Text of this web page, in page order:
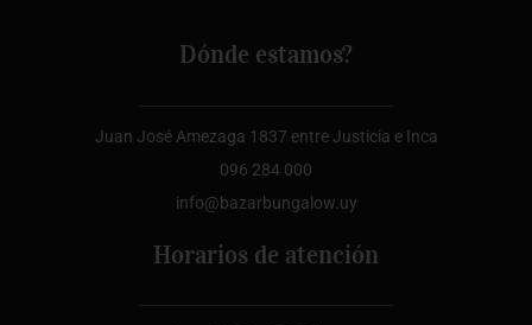
Dónde estamos?
Juan José Amezaga 1837 entre Justicia e Inca
096 284 000
info@bazarbungalow.uy
Horarios de atención